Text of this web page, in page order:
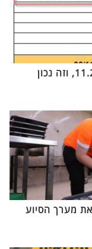
הארנונה בתקופת גרינברג עולה ב-11.29%, וזה נכון
מערך הסיוע